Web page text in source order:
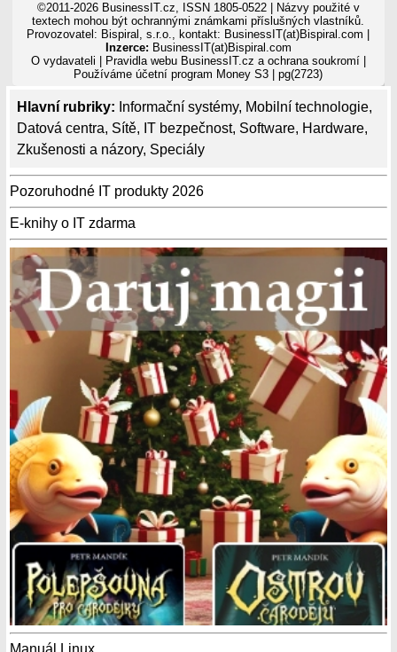
Hlavní rubriky: Informační systémy, Mobilní technologie,
Datová centra, Sítě, IT bezpečnost, Software, Hardware,
Zkušenosti a názory, Speciály
Pozoruhodné IT produkty 2026
E-knihy o IT zdarma
Manuál Linux
©2011-2026 BusinessIT.cz, ISSN 1805-0522 | Názvy použité v
textech mohou být ochrannými známkami příslušných vlastníků.
Provozovatel: Bispiral, s.r.o., kontakt: BusinessIT(at)Bispiral.com |
Inzerce: BusinessIT(at)Bispiral.com
O vydavateli
Pravidla webu BusinessIT.cz a ochrana soukromí|
Používámeúčetní program Money S3 | pg(2723)